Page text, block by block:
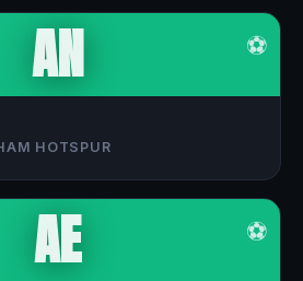
⚽
AN
HOTSPUR
⚽
AE